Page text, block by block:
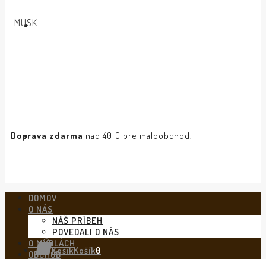
Doprava zdarma nad 40 € pre maloobchod.
KošíkKošík0
DOMOV
O NÁS
NÁŠ PRÍBEH
POVEDALI O NÁS
O MYDLÁCH
OBCHOD